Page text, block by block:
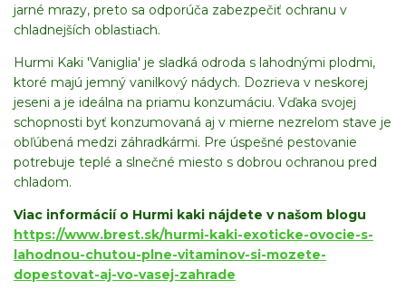
jarné mrazy, preto sa odporúča zabezpečiť ochranu v
chladnejších oblastiach.
Hurmi Kaki 'Vaniglia' je sladká odroda s lahodnými plodmi,
ktoré majú jemný vanilkový nádych. Dozrieva v neskorej
jeseni a je ideálna na priamu konzumáciu. Vďaka svojej
schopnosti byť konzumovaná aj v mierne nezrelom stave je
obľúbená medzi záhradkármi. Pre úspešné pestovanie
potrebuje teplé a slnečné miesto s dobrou ochranou pred
chladom.
Viac informácií o Hurmi kaki nájdete v našom blogu
https://www.brest.sk/hurmi-kaki-exoticke-ovocie-s-
lahodnou-chutou-plne-vitaminov-si-mozete-
dopestovat-aj-vo-vasej-zahrade